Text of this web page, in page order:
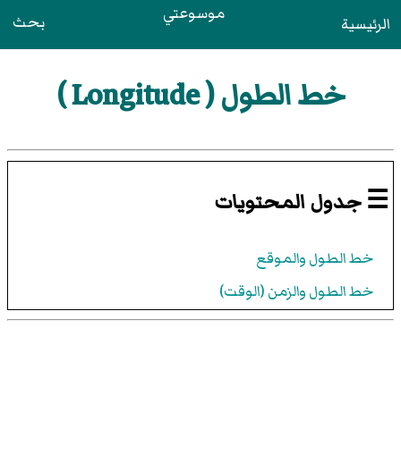
الرئيسية موسوعتي بحث
خط الطول ( Longitude )
☰ جدول المحتويات
خط الطول والموقع
خط الطول والزمن (الوقت)